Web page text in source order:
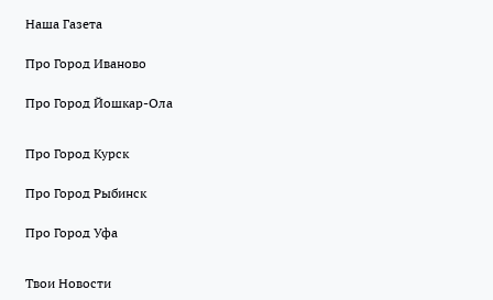
Наша Газета
Про Город Иваново
Про Город Йошкар-Ола
Про Город Курск
Про Город Рыбинск
Про Город Уфа
Твои Новости